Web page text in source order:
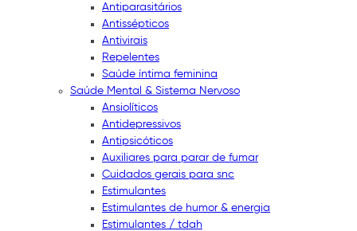
Antiparasitários
Antissépticos
Antivirais
Repelentes
Saúde íntima feminina
Saúde Mental & Sistema Nervoso
Ansiolíticos
Antidepressivos
Antipsicóticos
Auxiliares para parar de fumar
Cuidados gerais para snc
Estimulantes
Estimulantes de humor & energia
Estimulantes / tdah